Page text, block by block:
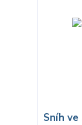
Sníh